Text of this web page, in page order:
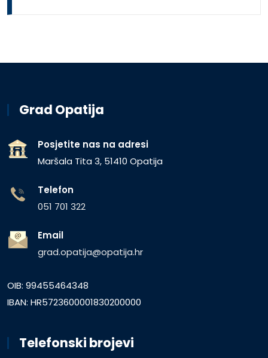
Grad Opatija
Posjetite nas na adresi
Maršala Tita 3, 51410 Opatija
Telefon
051 701 322
Email
grad.opatija@opatija.hr
OIB: 99455464348
IBAN: HR5723600001830200000
Telefonski brojevi